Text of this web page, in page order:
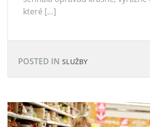
které […]
POSTED IN SLUŽBY